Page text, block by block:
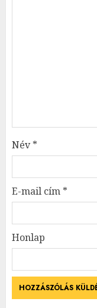
Név*
E-mail cím *
Honlap